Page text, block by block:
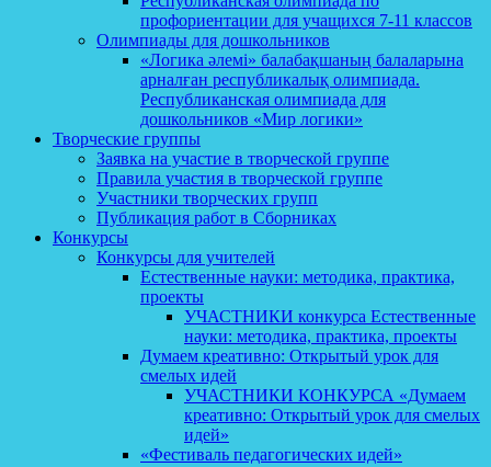
профориентации для учащихся 7-11 классов
Олимпиады для дошкольников
«Логика әлемі» балабақшаның балаларына
арналған республикалық олимпиада.
Республиканская олимпиада для
дошкольников «Мир логики»
Творческие группы
Заявка на участие в творческой группе
Правила участия в творческой группе
Участники творческих групп
Публикация работ в Сборниках
Конкурсы
Конкурсы для учителей
Естественные науки: методика, практика,
проекты
УЧАСТНИКИ конкурса Естественные
науки: методика, практика, проекты
Думаем креативно: Открытый урок для
смелых идей
УЧАСТНИКИ КОНКУРСА «Думаем
креативно: Открытый урок для смелых
идей»
«Фестиваль педагогических идей»